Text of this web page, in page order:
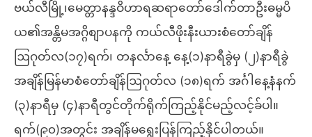
ဗယ်လီမြို့၊မေတ္တာနန္ဒဝိဟာရဆရာတော်ဒေါက်တာဦးဓမ္မပိ
ယ၏အန္တိမအဂ္ဂိစျာပနကို ကယ်လီဖိုးနီးယားစံတော်ချိန်
ဩဂုတ်လ(၁၇)ရက်၊ တနင်္လာနေ့ နေ့(၁)နာရီခွဲမှ (၂)နာရီခွဲ
အချိန်မြန်မာစံတော်ချိန်ဩဂုတ်လ (၁၈)ရက် အင်္ဂါနေ့နံနက်
(၃)နာရီမှ (၄)နာရီတွင်တိုက်ရိုက်ကြည့်နိုင်မည့်လင့်ခ်ပါ။
ရက်(၉၀)အတွင်း အချိန်မရွေးပြန်ကြည့်နိုင်ပါတယ်။